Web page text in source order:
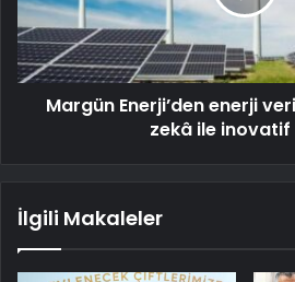
Margün Enerji’den enerji
zekâ ile inovatif
İlgili Makaleler